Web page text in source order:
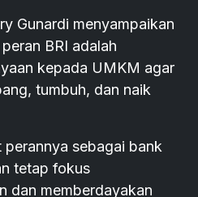
Gunardi menyampaikan
BRI adalah
kepada UMKM agar
tumbuh, dan naik
perannya sebagai bank
tetap fokus
dan memberdayakan